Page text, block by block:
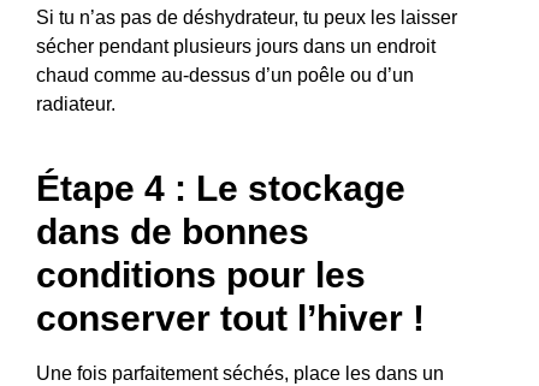
Si tu n’as pas de déshydrateur, tu peux les laisser
sécher pendant plusieurs jours dans un endroit
chaud comme au-dessus d’un poêle ou d’un
radiateur.
Étape 4 : Le stockage
dans de bonnes
conditions pour les
conserver tout l’hiver !
Une fois parfaitement séchés, place les dans un